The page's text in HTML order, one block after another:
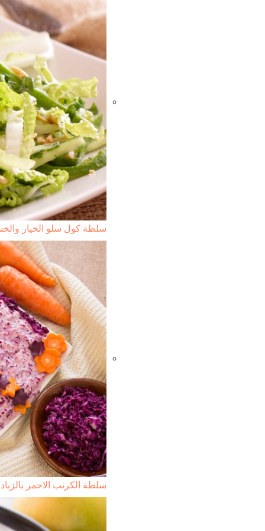
سلطة كول سلو الخيار
سلطة الكرنب الاحمر